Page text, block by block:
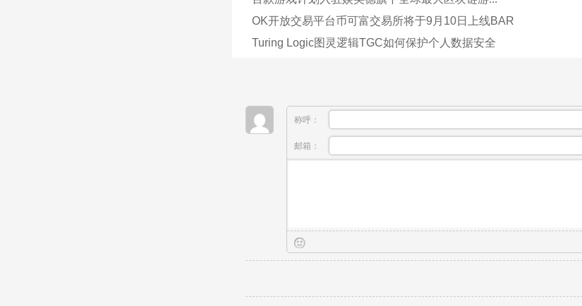
OK开放交易平台币可富交易所将于9月10日上线BAR
Turing Logic图灵逻辑TGC如何保护个人数据安全
称呼：
邮箱：